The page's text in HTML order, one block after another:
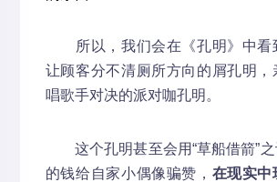
所以，我们会在《孔明》中看
让顾客分不清厕所方向的屑孔明，
唱歌手对决的派对咖孔明。
这个孔明甚至会用“草船借箭”之
的钱给自家小偶像骗赞， 在现实中